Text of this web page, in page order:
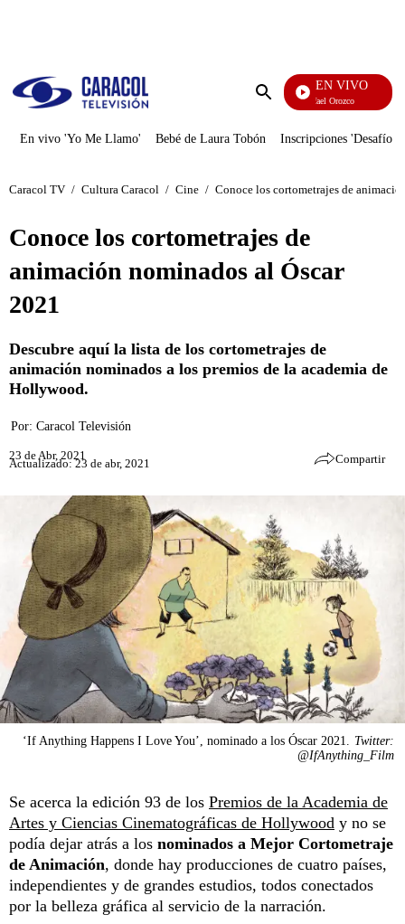
Enviar
EN VIVO
Rafael Orozco
En vivo 'Yo Me Llamo' Bebé de Laura Tobón Inscripciones 'Desafío'
Caracol TV / Cultura Caracol / Cine / Conoce los cortometrajes de
Conoce los cortometrajes de
animación nominados al Óscar
2021
Descubre aquí la lista de los cortometrajes de
animación nominados a los premios de la academia de
Hollywood.
Por: Caracol Televisión
23 de Abr, 2021
Actualizado: 23 de abr, 2021 Compartir
‘If Anything Happens I Love You’, nominado a los Óscar 2021.
Twitter:
@IfAnything_Film
Se acerca la edición 93 de los Premios de la Academia de
Artes y Ciencias Cinematográficas de Hollywood y no se
podía dejar atrás a los nominados a Mejor Cortometraje
de Animación, donde hay producciones de cuatro países,
independientes y de grandes estudios, todos conectados
por la belleza gráfica al servicio de la narración.